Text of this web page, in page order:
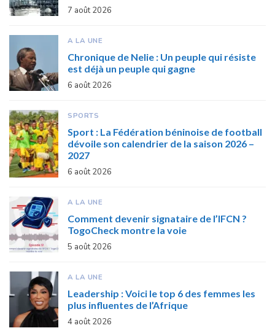
7 août 2026
A LA UNE
Chronique de Nelie : Un peuple qui résiste
est déjà un peuple qui gagne
6 août 2026
SPORTS
Sport : La Fédération béninoise de football
dévoile son calendrier de la saison 2026 –
2027
6 août 2026
A LA UNE
Comment devenir signataire de l’IFCN ?
TogoCheck montre la voie
5 août 2026
A LA UNE
Leadership : Voici le top 6 des femmes les
plus influentes de l’Afrique
4 août 2026